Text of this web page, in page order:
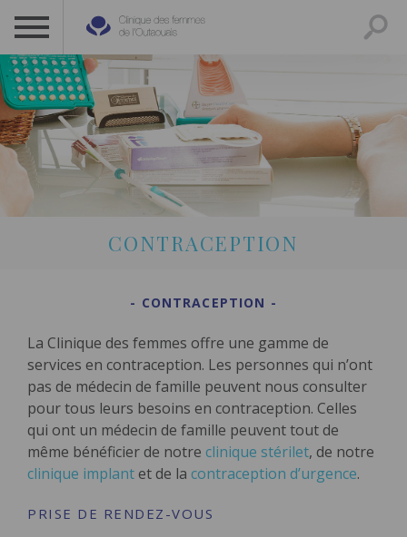
CLINIQUE DES FEMMES DE L’OUTAOUAIS
1 819 778-2055
CONTRACEPTION
CONTRACEPTION
La Clinique des femmes offre une gamme de
services en contraception. Les personnes qui n’ont
pas de médecin de famille peuvent nous consulter
pour tous leurs besoins en contraception. Celles
qui ont un médecin de famille peuvent tout de
même bénéficier de notre clinique stérilet, de notre
clinique implantet de la contraception d’urgence.
PRISE DE RENDEZ-VOUS